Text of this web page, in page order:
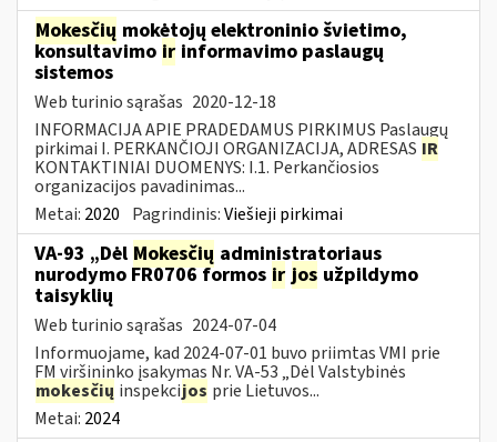
Mokesčių mokėtojų elektroninio švietimo,
konsultavimo ir informavimo paslaugų
sistemos
Web turinio sąrašas 2020-12-18
INFORMACIJA APIE PRADEDAMUS PIRKIMUS Paslaugų
pirkimai I. PERKANČIOJI ORGANIZACIJA, ADRESAS IR
KONTAKTINIAI DUOMENYS: I.1. Perkančiosios
organizacijos pavadinimas...
Metai: 2020 Pagrindinis:Viešieji pirkimai
VA-93 „Dėl Mokesčių administratoriaus
nurodymo FR0706 formos ir jos užpildymo
taisyklių
Web turinio sąrašas 2024-07-04
Informuojame, kad 2024-07-01 buvo priimtas VMI prie
FM viršininko įsakymas Nr. VA-53 „Dėl Valstybinės
mokesčių inspekcijos prie Lietuvos...
Metai: 2024